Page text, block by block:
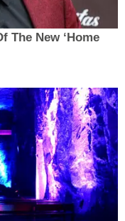
The New ‘Home